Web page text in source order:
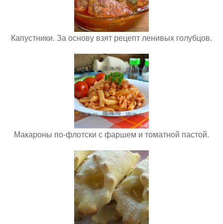
Капустники. За основу взят рецепт ленивых голубцов.
Макароны по-флотски с фаршем и томатной пастой.